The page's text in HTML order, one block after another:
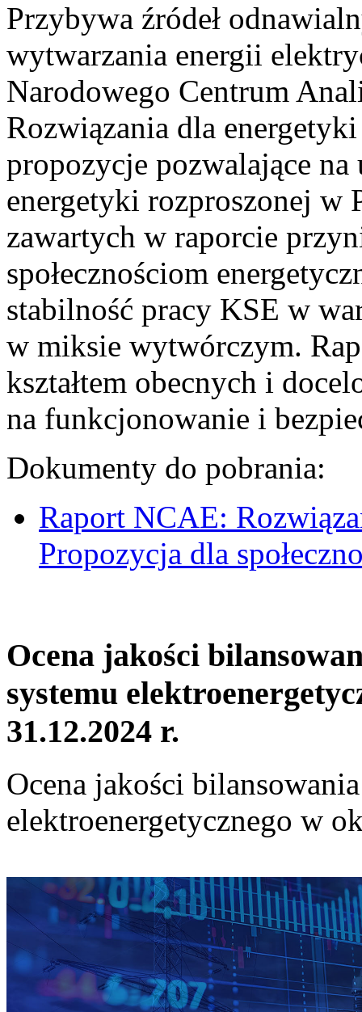
Przybywa źródeł
wytwarzania energii
Narodowego Centrum
Rozwiązania dla
propozycje pozwalające
energetyki rozproszonej w
zawartych w raporcie
społecznościom
stabilność pracy KSE w
w miksie wytwórczym.
kształtem obecnych i
na funkcjonowanie i
Dokumenty do pobrania:
Raport NCAE:
Propozycja dla
Ocena jakości
systemu
31.12.2024 r.
Ocena jakości
elektroenergetycznego w